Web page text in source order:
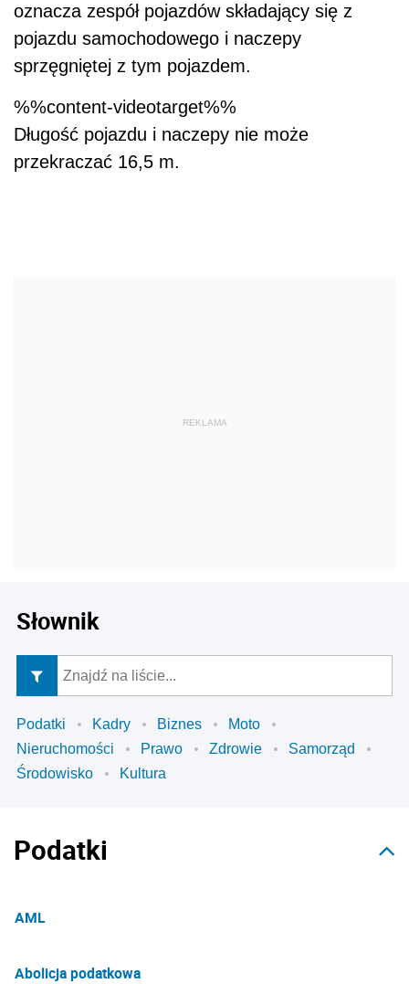
oznacza zespół pojazdów składający się z
pojazdu samochodowego i naczepy
sprzęgniętej z tym pojazdem.
%%content-videotarget%%
Długość pojazdu i naczepy nie może
przekraczać 16,5 m.
Słownik
Podatki Kadry Biznes
Moto
Nieruchomości
Prawo Zdrowie
Samorząd
Środowisko
Kultura
Podatki
AML
Abolicja podatkowa